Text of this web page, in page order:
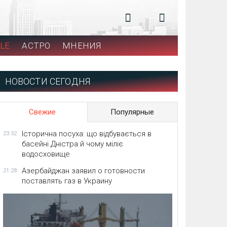
АСТРО МНЕНИЯ
НОВОСТИ СЕГОДНЯ
Свежие Популярные
23:32
Історична посуха: що відбувається в
басейні Дністра й чому міліє
водосховище
21:28
Азербайджан заявил о готовности
поставлять газ в Украину